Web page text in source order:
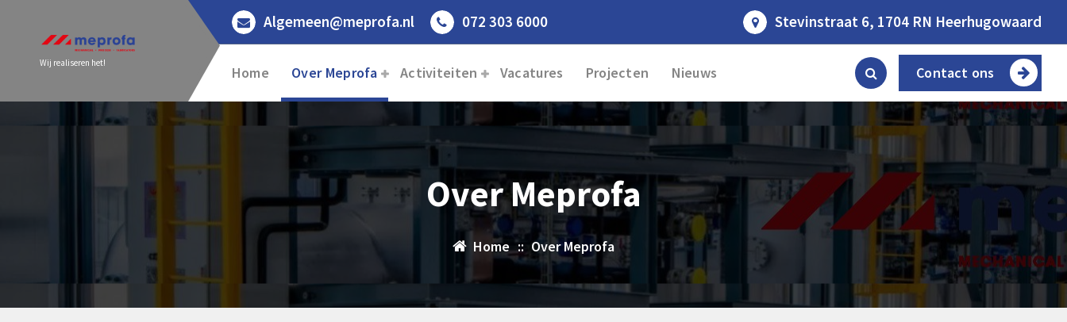
content
Wij realiseren het!
Algemeen@meprofa.nl 072 303 6000 Stevinstraat 6, 1704 RN Heerhugowaard
Home Over Meprofa Activiteiten Vacatures Projecten Nieuws Contact ons
Over Meprofa
Home :: Over Meprofa